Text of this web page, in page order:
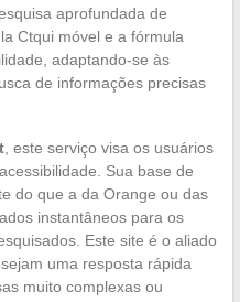
aprofundada de
Ctqui móvel e a fórmula
adaptando-se às
de informações precisas
, este serviço visa os usuários
Sua base de
do que a da Orange ou das
instantâneos para os
Este site é o aliado
uma resposta rápida
muito complexas ou